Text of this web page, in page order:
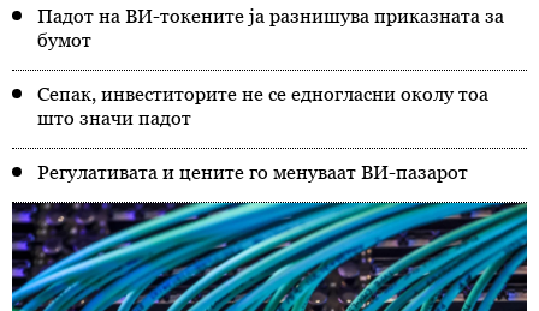
Падот на ВИ-токените ја разнишува приказната за
бумот
Сепак, инвеститорите не се едногласни околу тоа
што значи падот
Регулативата и цените го менуваат ВИ-пазарот